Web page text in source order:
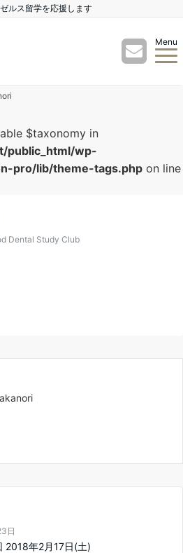
ルス留学を応援します
Menu
$taxonomy in
public_html/wp-
pro/lib/theme-tags.php on line
Dental Study Club
日
2018年2月17日(土)